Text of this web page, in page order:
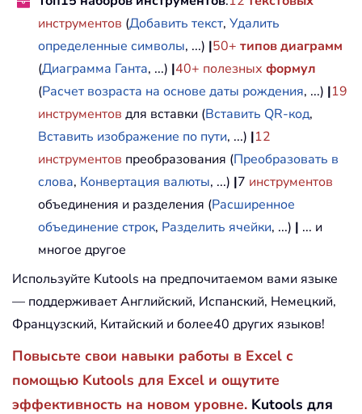
инструментов (Добавить текст, Удалить
определенные символы, ...) |50+ типов диаграмм
(Диаграмма Ганта, ...) |40+ полезных формул
(Расчет возраста на основе даты рождения, ...) |19
инструментов для вставки (Вставить QR-код,
Вставить изображение по пути, ...) |12
инструментов преобразования (Преобразовать в
слова, Конвертация валюты, ...) |7 инструментов
объединения и разделения (Расширенное
объединение строк, Разделить ячейки, ...) | ... и
многое другое
Используйте Kutools на предпочитаемом вами языке
— поддерживает Английский, Испанский, Немецкий,
Французский, Китайский и более40 других языков!
Повысьте свои навыки работы в Excel с
помощью Kutools для Excel и ощутите
эффективность на новом уровне. Kutools для